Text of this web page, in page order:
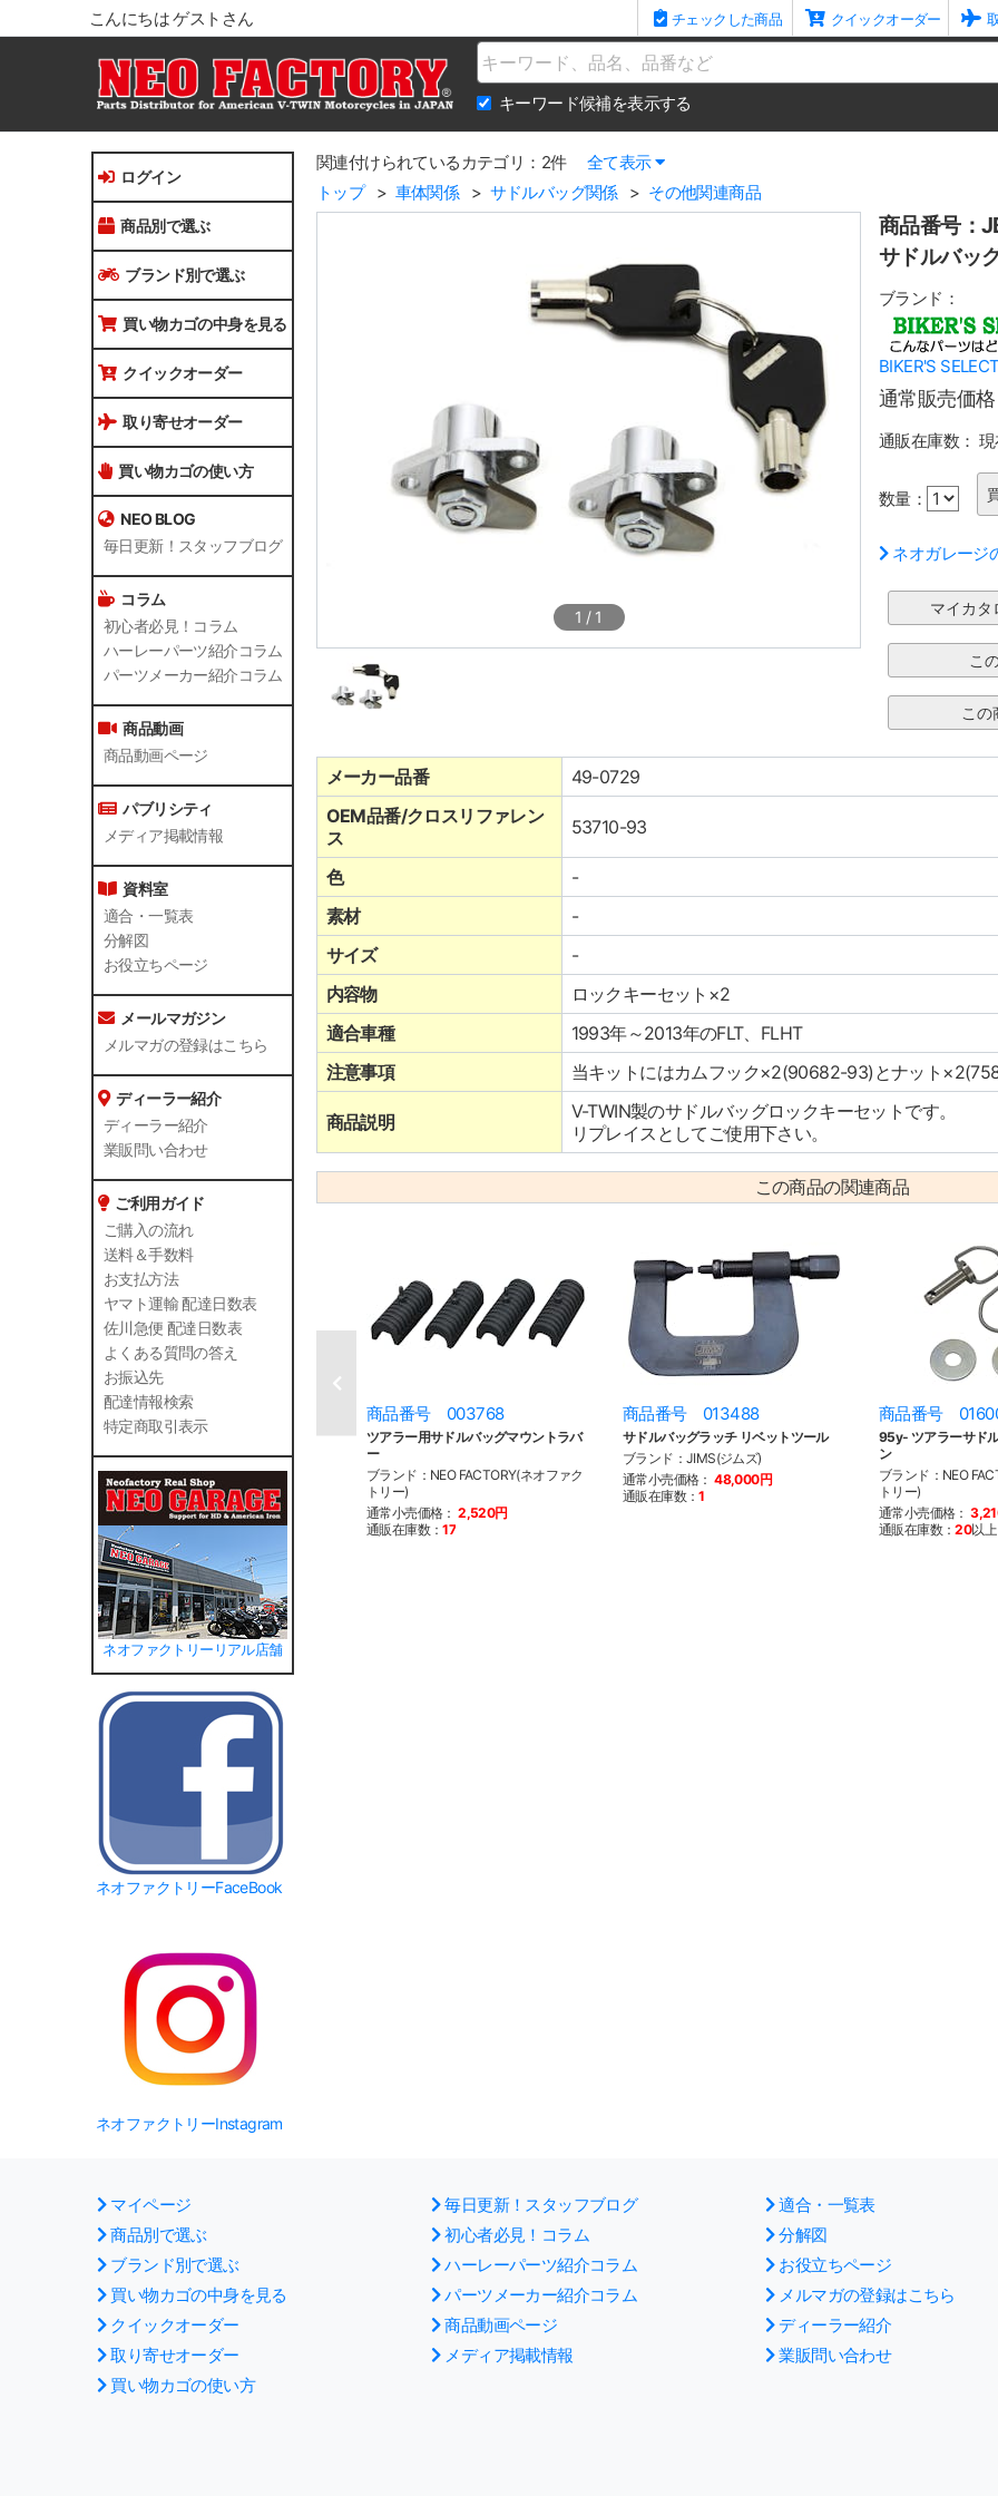
こんにちは ゲストさん チェックした商品 クイックオーダー
Name
キーワード候補を表示する
ログイン
商品別で選ぶ
ブランド別で選ぶ
買い物カゴの中身を見る
クイックオーダー
取り寄せオーダー
買い物カゴの使い方
NEO BLOG
毎日更新！スタッフブログ
コラム
初心者必見！コラム
ハーレーパーツ紹介コラム
パーツメーカー紹介コラム
商品動画
商品動画ページ
パブリシティ
メディア掲載情報
資料室
適合・一覧表
分解図
お役立ちページ
メールマガジン
メルマガの登録はこちら
ディーラー紹介
ディーラー紹介
業販問い合わせ
ご利用ガイド
ご購入の流れ
送料＆手数料
お支払方法
ヤマト運輸 配達日数表
佐川急便 配達日数表
よくある質問の答え
お振込先
配達情報検索
特定商取引表示
ネオファクトリーリアル店舗
ネオファクトリーFaceBook
ネオファクトリーInstagram
関連付けられているカテゴリ：2件
全て表示
トップ
車体関係 サドルバッグ関係 その他関連商品
1 / 1
商品番号：
サドルバッ
ブランド：
BIKER'S SELECT
通常販売価格
通販在庫数：
数量：
ネオガレージ
メーカー品番
49-0729
OEM品番/クロスリファレン
ス
53710-93
色
-
素材
-
サイズ
-
内容物
ロックキーセット×2
適合車種
1993年～2013年のFLT、FLHT
注意事項
当キットにはカムフック×2(90682-93)とナット
商品説明
V-TWIN製のサドルバッグロックキーセットです。
リプレイスとしてご使用下さい。
この商品の関連商品
商品番号 003768
ツアラー用サドルバッグマウントラバ
ー
ブランド：NEO FACTORY(ネオファク
トリー)
通常小売価格： 2,520円
通販在庫数：17
商品番号 013488
サドルバッグラッチ リベットツール
ブランド：JIMS(ジムズ)
通常小売価格： 48,000円
通販在庫数：1
商品番号
95y- ツアラーサド
ン
ブランド：NEO
トリー)
通常小売価格：
通販在庫数：20以上
マイページ
商品別で選ぶ
ブランド別で選ぶ
買い物カゴの中身を見る
クイックオーダー
取り寄せオーダー
買い物カゴの使い方
毎日更新！スタッフブログ
初心者必見！コラム
ハーレーパーツ紹介コラム
パーツメーカー紹介コラム
商品動画ページ
メディア掲載情報
適合・一覧表
分解図
お役立ちページ
メルマガの登録はこちら
ディーラー紹介
業販問い合わせ